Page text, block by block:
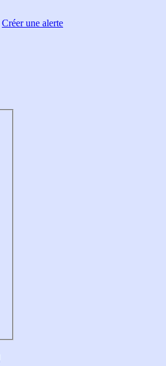
Créer une alerte